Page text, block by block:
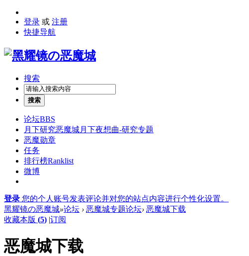
登录 或 注册
快捷导航
搜索
搜索
论坛BBS
月下研究恶魔城月下夜想曲-研究专题
恶魔勋章
任务
排行榜Ranklist
微博
登录 您的个人账号发表评论并对您的站点内容进行个性化设置。
黑耀镜の恶魔城»论坛 › 恶魔城专题论坛› 恶魔城下载
收藏本版 (5) |订阅
恶魔城下载